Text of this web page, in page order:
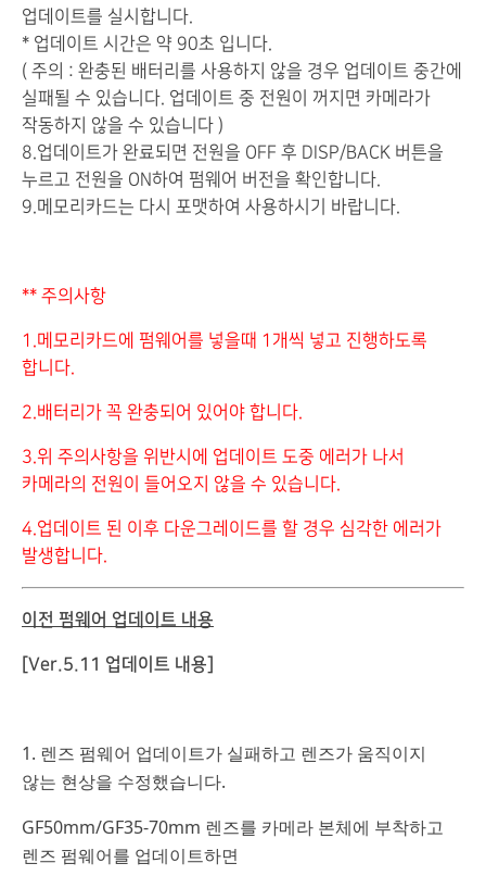
업데이트를 실시합니다.
* 업데이트 시간은 약 90초 입니다.
( 주의 : 완충된 배터리를 사용하지 않을 경우 업데이트 중간에
실패될 수 있습니다. 업데이트 중 전원이 꺼지면 카메라가
작동하지 않을 수 있습니다 )
8.업데이트가 완료되면 전원을 OFF 후 DISP/BACK 버튼을
누르고 전원을 ON하여 펌웨어 버전을 확인합니다.
9.메모리카드는 다시 포맷하여 사용하시기 바랍니다.
** 주의사항
1.메모리카드에 펌웨어를 넣을때 1개씩 넣고 진행하도록
합니다.
2.배터리가 꼭 완충되어 있어야 합니다.
3.위 주의사항을 위반시에 업데이트 도중 에러가 나서
카메라의 전원이 들어오지 않을 수 있습니다.
4.업데이트 된 이후 다운그레이드를 할 경우 심각한 에러가
발생합니다.
이전 펌웨어 업데이트 내용
[Ver.5.11 업데이트 내용]
1. 렌즈 펌웨어 업데이트가 실패하고 렌즈가 움직이지
않는 현상을 수정했습니다.
GF50mm/GF35-70mm 렌즈를 카메라 본체에 부착하고
렌즈 펌웨어를 업데이트하면